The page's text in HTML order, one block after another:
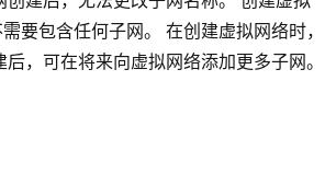
要包含任何子网。 在创建虚拟网络时，
，可在将来向虚拟网络添加更多子网。